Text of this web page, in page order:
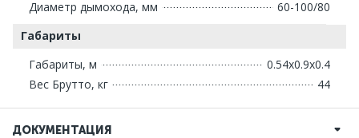
Диаметр дымохода, мм
60-100/80
Габариты
Габариты, м
0.54x0.9x0.4
Вес Брутто, кг
44
ДОКУМЕНТАЦИЯ